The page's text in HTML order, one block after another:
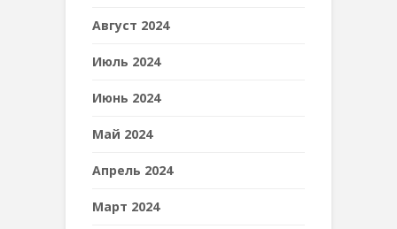
Август 2024
Июль 2024
Июнь 2024
Май 2024
Апрель 2024
Март 2024